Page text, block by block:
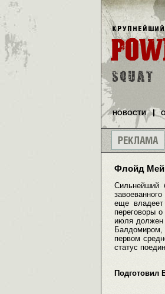
Флойд
Сильнейший
еще владеет
переговоры
июля должен
первом
статус
Подготовил
НОВОСТИ